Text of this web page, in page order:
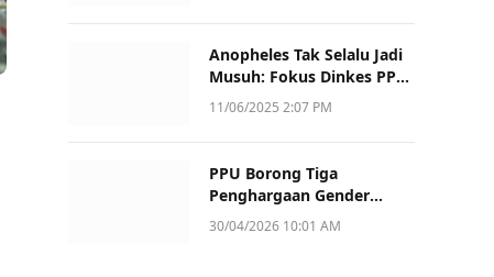
Anopheles Tak Selalu Jadi
Musuh: Fokus Dinkes PPU
Kini ke Penularan Aktif di
11/06/2025 2:07 PM
PPU Borong Tiga
Penghargaan Gender
Champion Kaltim 2026,
30/04/2026 10:01 AM